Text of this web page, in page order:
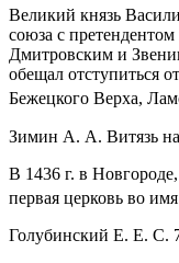
Великий князь
союза с
Дмитровским и
обещал отступиться
Бежецкого Верха,
Зимин А. А. Витязь на
В 1436 г. в
первая церковь во
Голубинский Е. Е. С.